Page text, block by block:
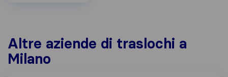
Altre aziende di traslochi a
Milano